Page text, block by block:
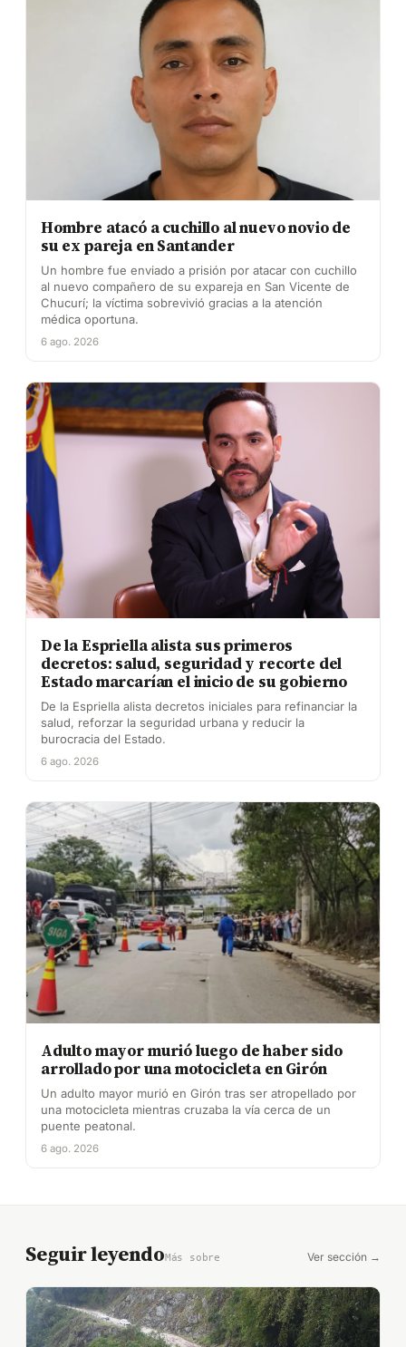
Hombre atacó a cuchillo al nuevo novio de
su ex pareja en Santander
Un hombre fue enviado a prisión por atacar con cuchillo
al nuevo compañero de su expareja en San Vicente de
Chucurí; la víctima sobrevivió gracias a la atención
médica oportuna.
6 ago. 2026
De la Espriella alista sus primeros
decretos: salud, seguridad y recorte del
Estado marcarían el inicio de su gobierno
De la Espriella alista decretos iniciales para refinanciar la
salud, reforzar la seguridad urbana y reducir la
burocracia del Estado.
6 ago. 2026
Adulto mayor murió luego de haber sido
arrollado por una motocicleta en Girón
Un adulto mayor murió en Girón tras ser atropellado por
una motocicleta mientras cruzaba la vía cerca de un
puente peatonal.
6 ago. 2026
Seguir leyendoMás sobre Ver sección →